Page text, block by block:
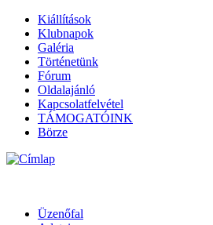
Kiállítások
Klubnapok
Galéria
Történetünk
Fórum
Oldalajánló
Kapcsolatfelvétel
TÁMOGATÓINK
Börze
Üzenőfal